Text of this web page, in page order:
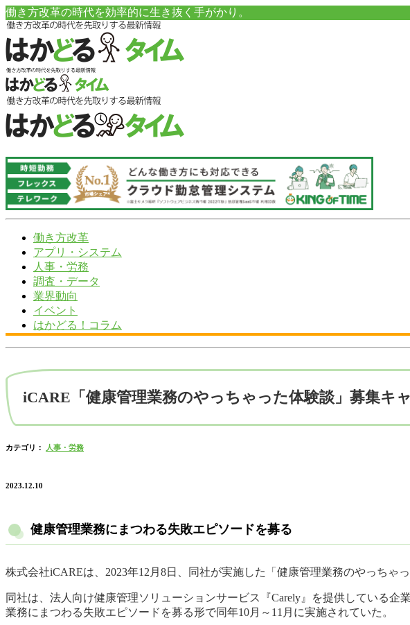
働き方改革の時代を効率的に生き抜く手がかり。
働き方改革
アプリ・システム
人事・労務
調査・データ
業界動向
イベント
はかどる！コラム
iCARE「健康管理業務のやっちゃった体験談」募集キ
カテゴリ： 人事・労務
2023.12.10
健康管理業務にまつわる失敗エピソードを募る
株式会社iCAREは、2023年12月8日、同社が実施した「健康管理業務のやっちゃ
同社は、法人向け健康管理ソリューションサービス『Carely』を提供している
業務にまつわる失敗エピソードを募る形で同年10月～11月に実施されていた。